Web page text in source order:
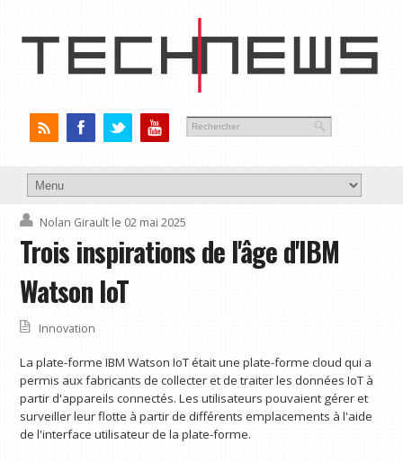
Nolan Girault le 02 mai 2025
Trois inspirations de l'âge d'IBM
Watson IoT
Innovation
La plate-forme IBM Watson IoT était une plate-forme cloud qui a
permis aux fabricants de collecter et de traiter les données IoT à
partir d'appareils connectés. Les utilisateurs pouvaient gérer et
surveiller leur flotte à partir de différents emplacements à l'aide
de l'interface utilisateur de la plate-forme.